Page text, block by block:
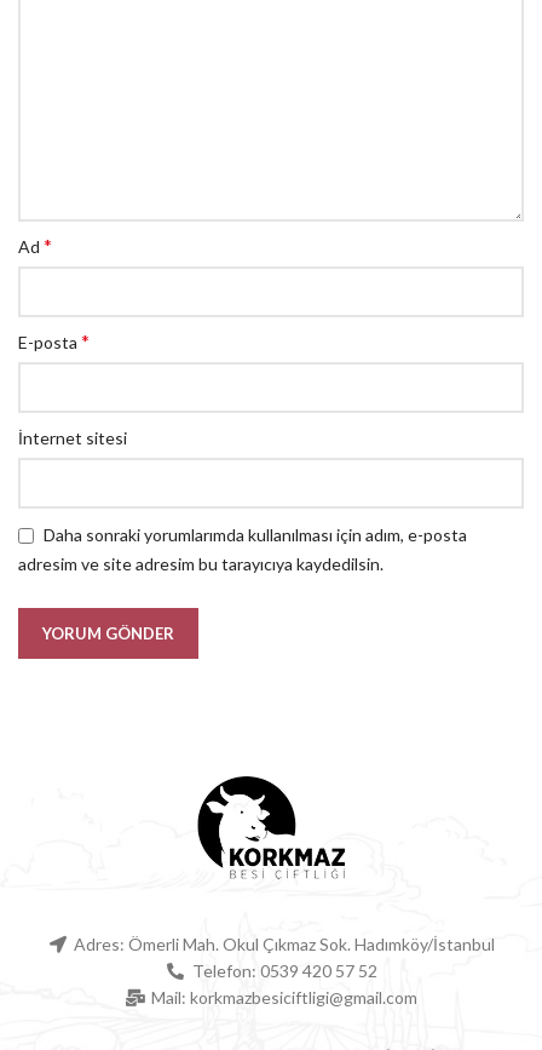
Ad *
E-posta *
İnternet sitesi
Daha sonraki yorumlarımda kullanılması için adım, e-posta
adresim ve site adresim bu tarayıcıya kaydedilsin.
Adres: Ömerli Mah. Okul Çıkmaz Sok. Hadımköy/İstanbul
Telefon: 0539 420 57 52
Mail: korkmazbesiciftligi@gmail.com